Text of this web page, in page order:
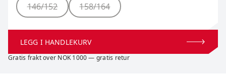
146/152 158/164
LEGG I HANDLEKURV
Gratis frakt over NOK 1000 — gratis retur